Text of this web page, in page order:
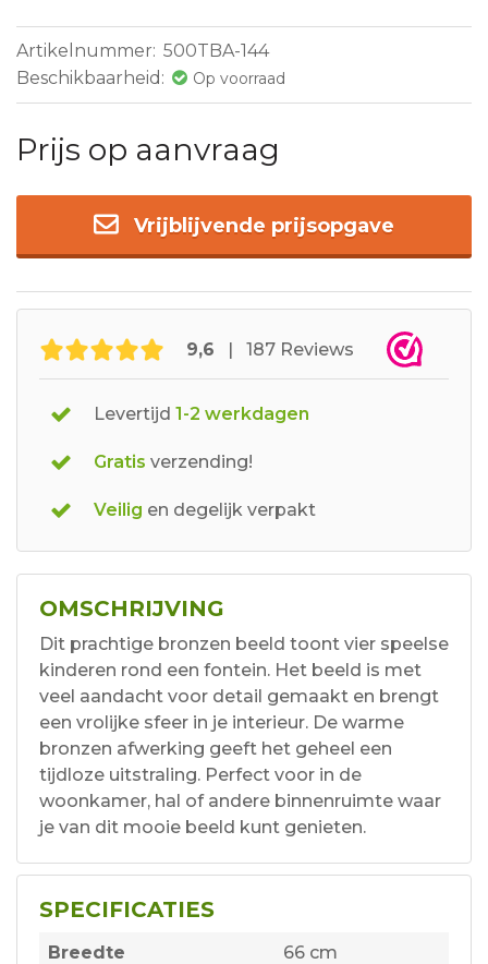
Artikelnummer: 500TBA-144
Beschikbaarheid:
Op voorraad
Prijs op aanvraag
Vrijblijvende prijsopgave
9,6 | 187 Reviews
Levertijd 1-2 werkdagen
Gratis verzending!
Veilig en degelijk verpakt
OMSCHRIJVING
Dit prachtige bronzen beeld toont vier speelse
kinderen rond een fontein. Het beeld is met
veel aandacht voor detail gemaakt en brengt
een vrolijke sfeer in je interieur. De warme
bronzen afwerking geeft het geheel een
tijdloze uitstraling. Perfect voor in de
woonkamer, hal of andere binnenruimte waar
je van dit mooie beeld kunt genieten.
SPECIFICATIES
Breedte
66 cm